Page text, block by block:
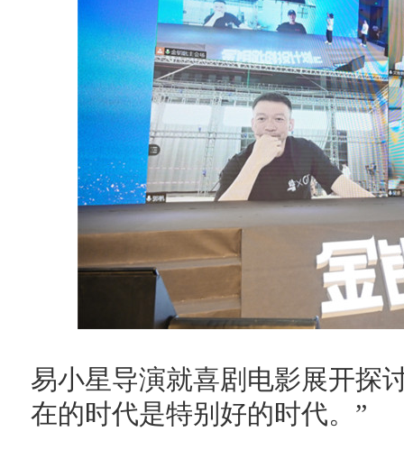
易小星导演就喜剧电影展开探
在的时代是特别好的时代。”